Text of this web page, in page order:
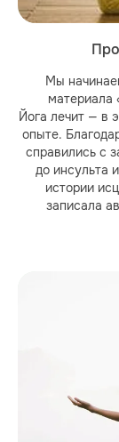
Мы
материала
Йога лечит — в
опыте.
справились с
до инсульта
истории
записала